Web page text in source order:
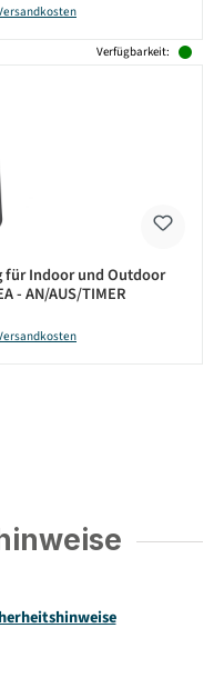
Verfügbarkeit:
für Indoor und Outdoor
- AN/AUS/TIMER
Preis: